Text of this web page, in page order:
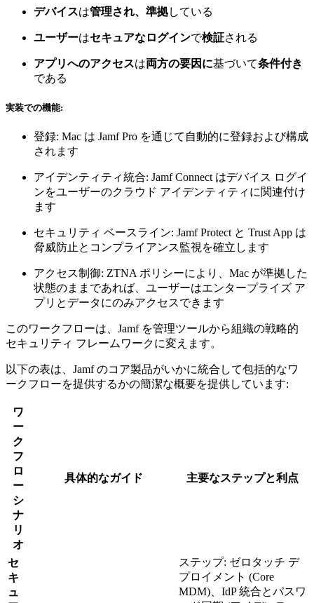
デバイスは管理され、準拠している
ユーザーはセキュアなログインで検証される
アプリへのアクセスは両方の要因に基づいて条件付き
である
実装での機能:
登録: Mac は Jamf Pro を通じて自動的に登録および構成
されます
アイデンティティ統合: Jamf Connect はデバイス ログイ
ンをユーザーのクラウド アイデンティティに関連付け
ます
セキュリティ ベースライン: Jamf Protect と Trust App は
脅威防止とコンプライアンス監視を確立します
アクセス制御: ZTNA ポリシーにより、Mac が準拠した
状態のままであれば、ユーザーはエンタープライズ ア
プリとデータにのみアクセスできます
このワークフローは、Jamf を管理ツールから組織の戦略的
セキュリティ フレームワークに変えます。
以下の表は、Jamf のコア製品がいかに統合して包括的なワ
ークフローを提供するかの簡潔な概要を提供しています:
ワ
ー
ク
フ
ロ
ー
シ
ナ
リ
オ
具体的なガイド 主要なステップと利点
セ
キ
ュ
ステップ: ゼロタッチ デ
プロイメント (Core
MDM)、IdP 統合とパスワ